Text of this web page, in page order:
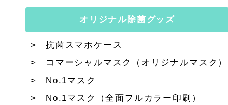
オリジナル除菌グッズ
抗菌スマホケース
コマーシャルマスク（オリジナルマスク）
No.1マスク
No.1マスク（全面フルカラー印刷）